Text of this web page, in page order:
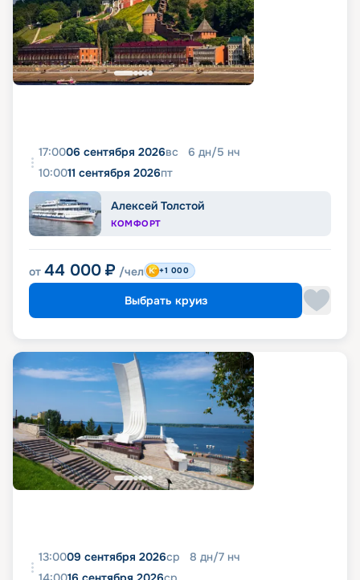
17:0006 сентября 2026вс 6 дн/5 нч
10:0011 сентября 2026пт
Алексей Толстой
КОМФОРТ
от 44 000 ₽ /чел +1 000
Выбрать круиз
13:0009 сентября 2026ср 8 дн/7 нч